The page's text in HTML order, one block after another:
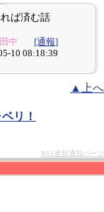
ば済む話
中
[通報]
10 08:18:39
▲上へ
リ！
RSS更新通知パーツ